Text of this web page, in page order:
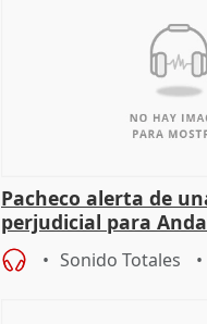
Pacheco alerta de
perjudicial para
agricultura hay que
Sonido Totales